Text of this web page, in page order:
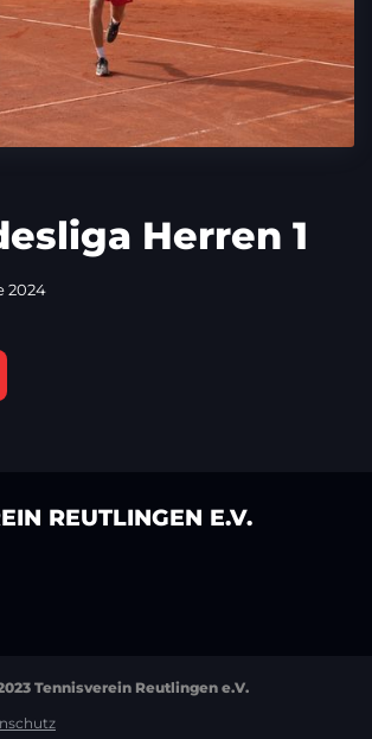
Herren 1
2024
REUTLINGEN E.V.
Tennisverein Reutlingen e.V.